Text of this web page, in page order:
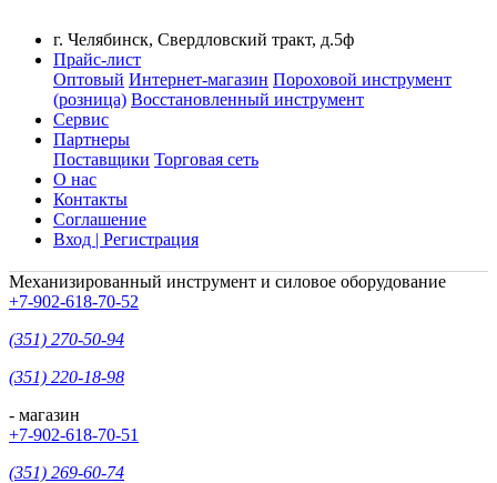
г. Челябинск, Свердловский тракт, д.5ф
Прайс-лист
Оптовый Интернет-магазин Пороховой инструмент
(розница) Восстановленный инструмент
Сервис
Партнеры
Поставщики Торговая сеть
О нас
Контакты
Соглашение
Вход | Регистрация
Механизированный инструмент и силовое оборудование
+7-902-618-70-52
(351) 270-50-94
(351) 220-18-98
- магазин
+7-902-618-70-51
(351) 269-60-74